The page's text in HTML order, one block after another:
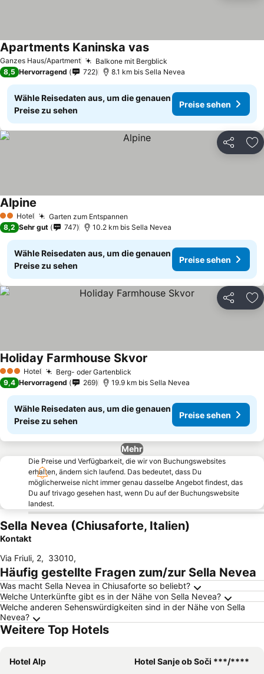
Ganzes Haus/Apartment Balkone mit Bergblick
Apartments Kaninska vas
8,5 Hervorragend 722 8.1 km bis Sella Nevea
Wähle Reisedaten aus, um die genauen
Preise zu sehen
Preise sehen
Teilen
2 Sterne
Hotel Garten zum Entspannen
Alpine
8,2 Sehr gut 747 10.2 km bis Sella Nevea
Wähle Reisedaten aus, um die genauen
Preise zu sehen
Preise sehen
Teilen
3 SterneHotel Berg- oder Gartenblick
Holiday Farmhouse Skvor
9,4 Hervorragend 269 19.9 km bis Sella Nevea
Wähle Reisedaten aus, um die genauen
Preise zu sehen
Preise sehen
Mehr
Die Preise und Verfügbarkeit, die wir von Buchungswebsites
erhalten, ändern sich laufend. Das bedeutet, dass Du
möglicherweise nicht immer genau dasselbe Angebot findest, das
Du auf trivago gesehen hast, wenn Du auf der Buchungswebsite
landest.
Sella Nevea (Chiusaforte, Italien)
Kontakt
Via Friuli, 2, 33010,
Häufig gestellte Fragen zum/zur Sella Nevea
Was macht Sella Nevea in Chiusaforte so beliebt?
Welche Unterkünfte gibt es in der Nähe von Sella Nevea?
Welche anderen Sehenswürdigkeiten sind in der Nähe von Sella
Nevea?
Weitere Top Hotels
Hotel Alp
Hotel Sanje ob Soči ***/****